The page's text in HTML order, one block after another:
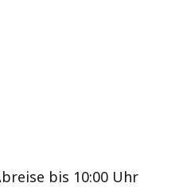
bis 10:00 Uhr